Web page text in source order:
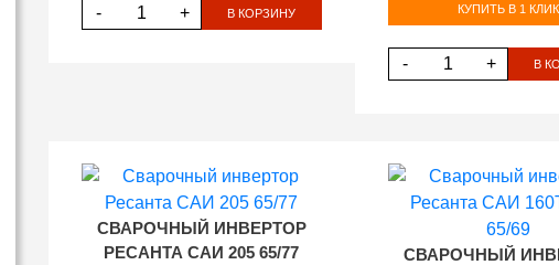
- + В КОРЗИНУ КУПИТЬ В 1 КЛИК
- + В
СВАРОЧНЫЙ ИНВЕРТОР
РЕСАНТА САИ 205 65/77
СВАРОЧНЫЙ